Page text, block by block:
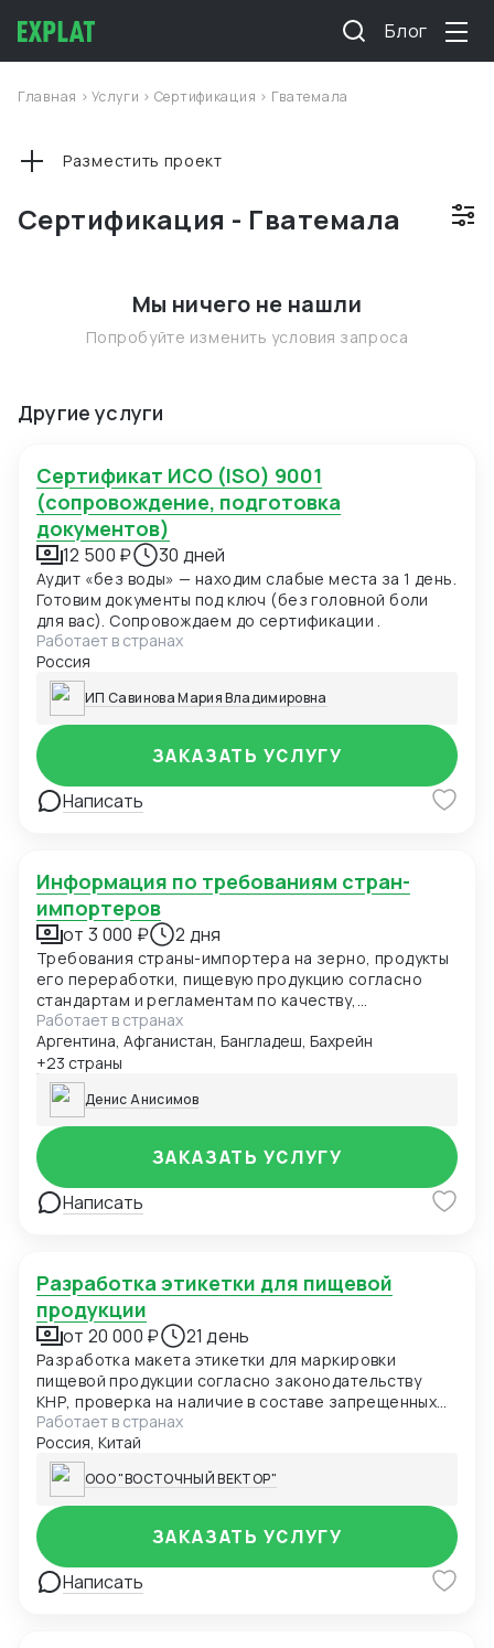
Блог
Главная >Услуги > Сертификация > Гватемала
Сертификация - Гватемала
Разместить проект
Мы ничего не нашли
Попробуйте изменить условия запроса
Другие услуги
Сертификат ИСО (ISO) 9001
(сопровождение, подготовка
документов)
12 500 ₽ 30 дней
Аудит «без воды» — находим слабые места за 1 день.
Готовим документы под ключ (без головной боли
для вас). Сопровождаем до сертификации .
Работает в странах
Россия
ИП Савинова Мария Владимировна
Написать
ЗАКАЗАТЬ УСЛУГУ
Информация по требованиям стран-
импортеров
от 3 000 ₽ 2 дня
Требования страны-импортера на зерно, продукты
его переработки, пищевую продукцию согласно
стандартам и регламентам по качеству,
безопасности и иным требованиям. Данные могут
быть представлены в виде чек-листа, формат Excel,
pdf. Первый заказ бесплатно в рамках специального
предложения.
Работает в странах
Аргентина, Афганистан, Бангладеш, Бахрейн
+23 страны
Денис Анисимов
Написать
ЗАКАЗАТЬ УСЛУГУ
Разработка этикетки для пищевой
продукции
от 20 000 ₽ 21 день
Разработка макета этикетки для маркировки
пищевой продукции согласно законодательству
КНР, проверка на наличие в составе запрещенных
элементов
Работает в странах
Россия, Китай
ООО "ВОСТОЧНЫЙ ВЕКТОР"
Написать
ЗАКАЗАТЬ УСЛУГУ